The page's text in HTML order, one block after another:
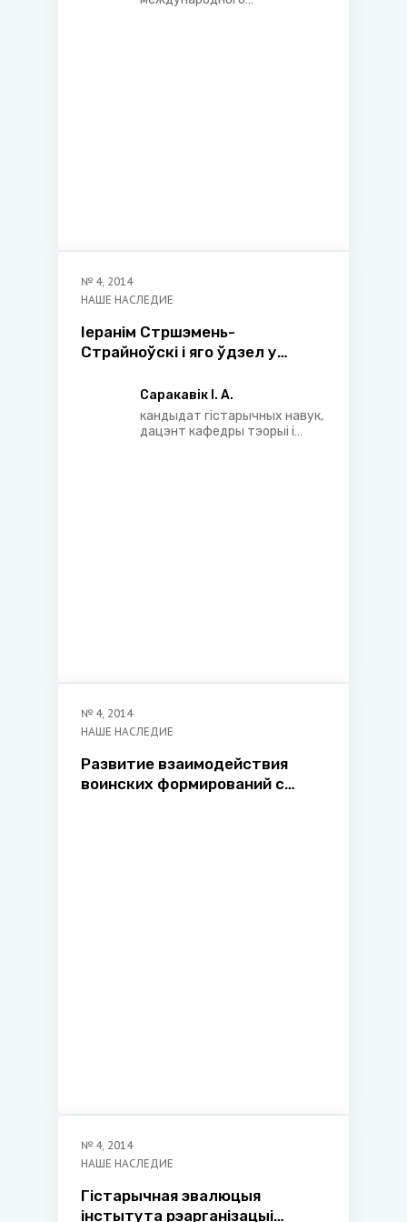
№ 4, 2014
НАШЕ НАСЛЕДИЕ
Іеранiм Стршэмень-
Страйноўскi i яго ўдзел у
Саракавік І. А.
кандыдат гістарычных навук,
дацэнт кафедры тэорыі і
№ 4, 2014
НАШЕ НАСЛЕДИЕ
Развитие взаимодействия
воинских формирований с
№ 4, 2014
НАШЕ НАСЛЕДИЕ
Гiстарычная эвалюцыя
iнстытута рэарганiзацыi